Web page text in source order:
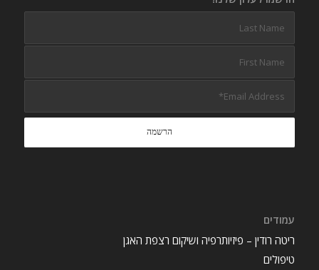
עמודים
ריטה רודין – פיזיותרפיה ושיקום רצפת האגן
טיפולים